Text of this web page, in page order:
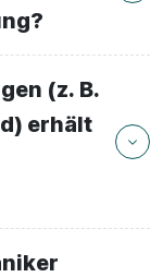
(z. B.
erhält